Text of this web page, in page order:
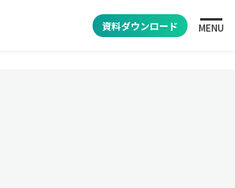
資料ダウンロード MENU